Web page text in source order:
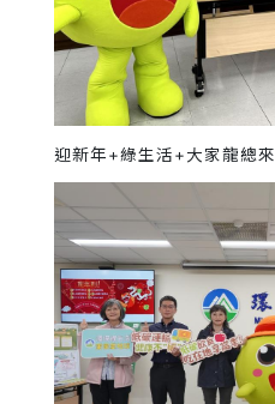
迎新年+綠生活+大家龍總來